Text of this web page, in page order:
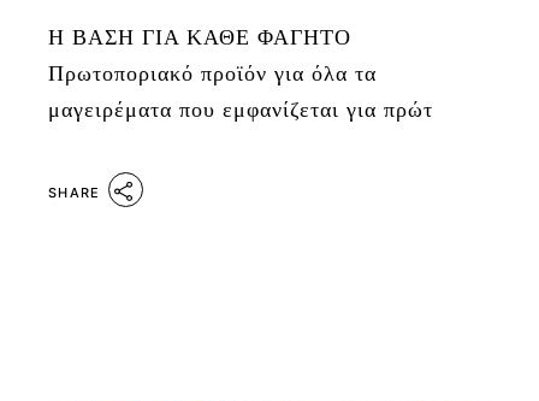
Η ΒΑΣΗ ΓΙΑ ΚΑΘΕ ΦΑΓΗΤΟ
Πρωτοποριακό προϊόν για όλα τα
μαγειρέματα που εμφανίζεται για πρώτ
SHARE